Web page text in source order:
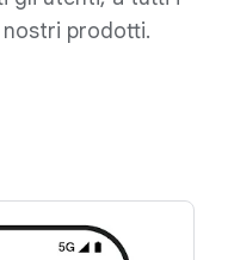
nostri prodotti.